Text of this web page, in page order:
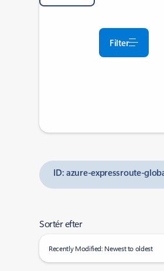
Filter
ID: azure-expressroute-
Sortér efter
Recently Modified: Newest to oldest